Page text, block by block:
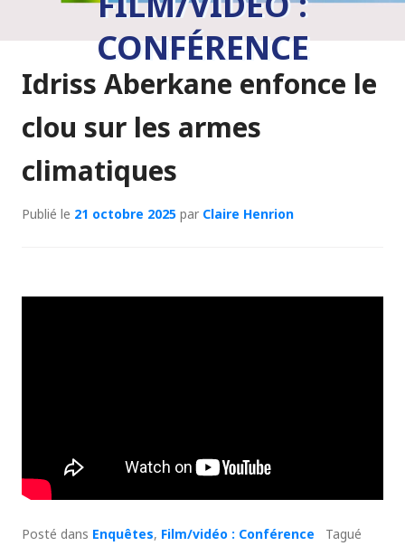
CONFÉRENCE
Idriss Aberkane enfonce le
clou sur les armes
climatiques
Publié le 21 octobre 2025 par Claire Henrion
Posté dans Enquêtes, Film/vidéo : Conférence
Tagué